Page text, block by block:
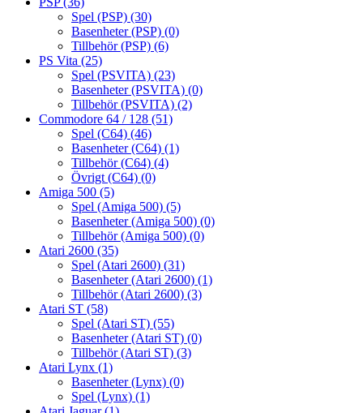
Spel (PSP) (30)
Basenheter (PSP) (0)
Tillbehör (PSP) (6)
PS Vita (25)
Spel (PSVITA) (23)
Basenheter (PSVITA) (0)
Tillbehör (PSVITA) (2)
Commodore 64 / 128 (51)
Spel (C64) (46)
Basenheter (C64) (1)
Tillbehör (C64) (4)
Övrigt (C64) (0)
Amiga 500 (5)
Spel (Amiga 500) (5)
Basenheter (Amiga 500) (0)
Tillbehör (Amiga 500) (0)
Atari 2600 (35)
Spel (Atari 2600) (31)
Basenheter (Atari 2600) (1)
Tillbehör (Atari 2600) (3)
Atari ST (58)
Spel (Atari ST) (55)
Basenheter (Atari ST) (0)
Tillbehör (Atari ST) (3)
Atari Lynx (1)
Basenheter (Lynx) (0)
Spel (Lynx) (1)